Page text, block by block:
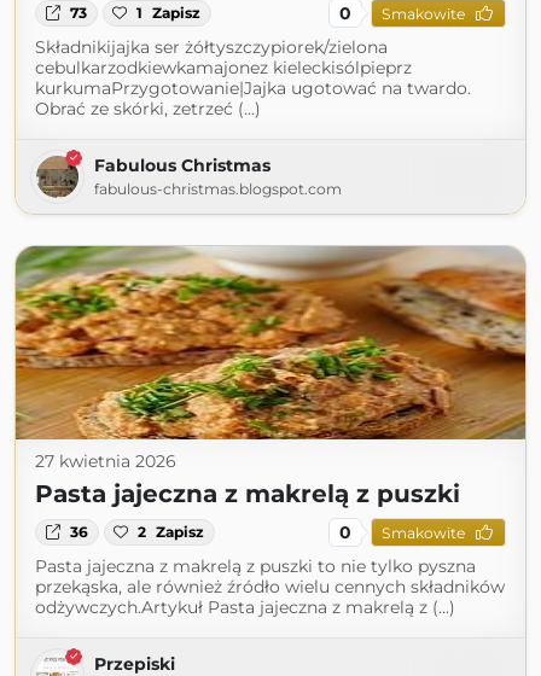
73 1 Zapisz 0 Smakowite
Składnikijajka ser żółtyszczypiorek/zielona
cebulkarzodkiewkamajonez kieleckisólpieprz
kurkumaPrzygotowanie|Jajka ugotować na twardo.
Obrać ze skórki, zetrzeć (...)
Fabulous Christmas
fabulous-christmas.blogspot.com
27 kwietnia 2026
Pasta jajeczna z makrelą z puszki
36 2 Zapisz 0 Smakowite
Pasta jajeczna z makrelą z puszki to nie tylko pyszna
przekąska, ale również źródło wielu cennych składników
odżywczych.Artykuł Pasta jajeczna z makrelą z (...)
Przepiski